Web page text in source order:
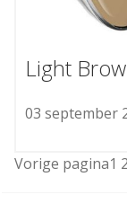
Light
03 september
Vorige pagina1 2